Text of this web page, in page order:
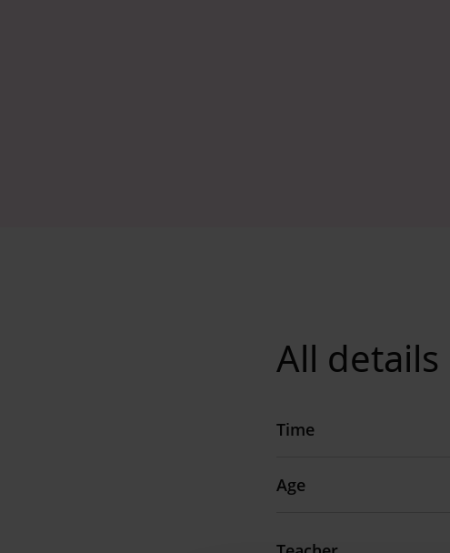
All details
Time
Age